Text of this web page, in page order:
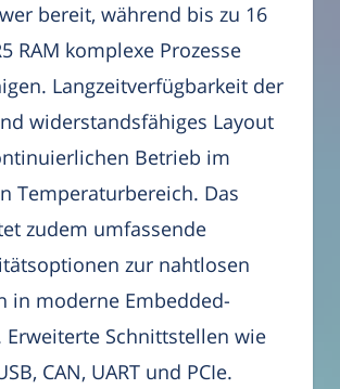
bereit, während bis zu 16
RAM komplexe Prozesse
Langzeitverfügbarkeit der
widerstandsfähiges Layout
Betrieb im
Temperaturbereich. Das
zudem umfassende
zur nahtlosen
in moderne Embedded-
Erweiterte Schnittstellen wie
CAN, UART und PCIe.